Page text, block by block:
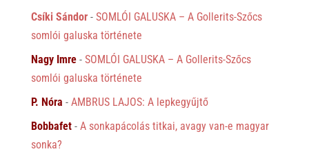
Csíki Sándor- SOMLÓI GALUSKA – A Gollerits-Szőcs
somlói galuska története
Nagy Imre- SOMLÓI GALUSKA – A Gollerits-Szőcs
somlói galuska története
P. Nóra - AMBRUS LAJOS: A lepkegyűjtő
Bobbafet- A sonkapácolás titkai, avagy van-e magyar
sonka?